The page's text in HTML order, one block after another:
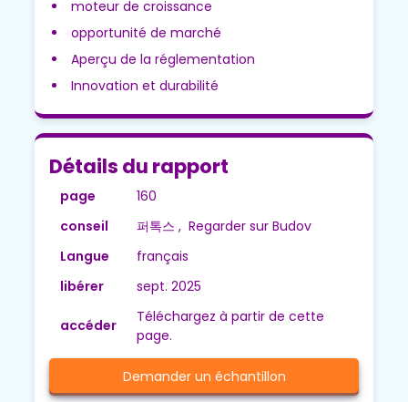
moteur de croissance
opportunité de marché
Aperçu de la réglementation
Innovation et durabilité
Détails du rapport
page
160
conseil
퍼톡스 , Regarder sur Budov
Langue
français
libérer
sept. 2025
accéder
Téléchargez à partir de cette
page.
Demander un échantillon